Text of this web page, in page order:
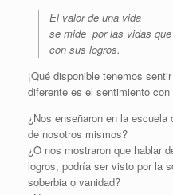
El valor de una vida
se mide por las vidas que
con sus logros.
¡Qué disponible tenemos
diferente es el sentimiento
¿Nos enseñaron en la
de nosotros mismos?
¿O nos mostraron que hablar
logros, podría ser visto por la
soberbia o vanidad?